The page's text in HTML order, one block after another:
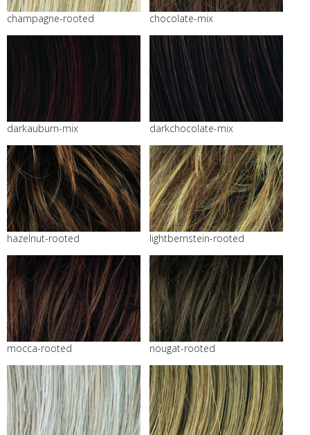
champagne-rooted chocolate-mix
darkauburn-mix darkchocolate-mix
hazelnut-rooted lightbernstein-rooted
mocca-rooted nougat-rooted